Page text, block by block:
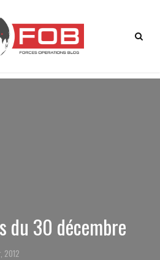
du 30 décembre
2012